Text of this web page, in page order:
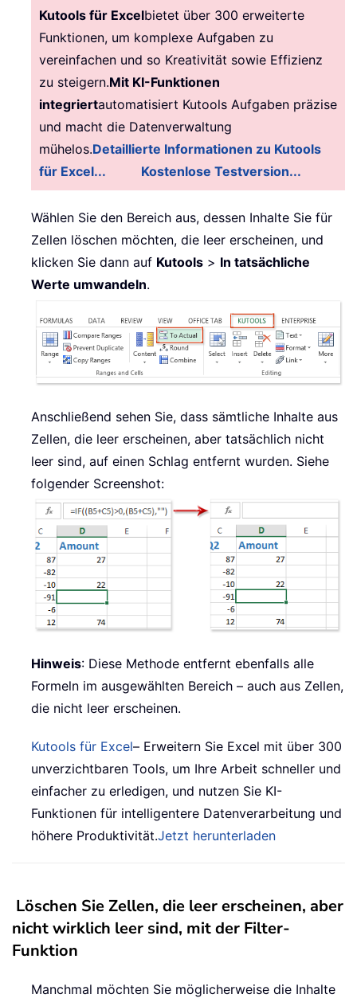
Kutools für Excelbietet über 300 erweiterte
Funktionen, um komplexe Aufgaben zu
vereinfachen und so Kreativität sowie Effizienz
zu steigern.Mit KI-Funktionen
integriertautomatisiert Kutools Aufgaben präzise
und macht die Datenverwaltung
mühelos.Detaillierte Informationen zu Kutools
für Excel...
Kostenlose Testversion...
Wählen Sie den Bereich aus, dessen Inhalte Sie für
Zellen löschen möchten, die leer erscheinen, und
klicken Sie dann auf Kutools > In tatsächliche
Werte umwandeln.
Anschließend sehen Sie, dass sämtliche Inhalte aus
Zellen, die leer erscheinen, aber tatsächlich nicht
leer sind, auf einen Schlag entfernt wurden. Siehe
folgender Screenshot:
Hinweis: Diese Methode entfernt ebenfalls alle
Formeln im ausgewählten Bereich – auch aus Zellen,
die nicht leer erscheinen.
Kutools für Excel– Erweitern Sie Excel mit über 300
unverzichtbaren Tools, um Ihre Arbeit schneller und
einfacher zu erledigen, und nutzen Sie KI-
Funktionen für intelligentere Datenverarbeitung und
höhere Produktivität.Jetzt herunterladen
Löschen Sie Zellen, die leer erscheinen, aber
nicht wirklich leer sind, mit der Filter-
Funktion
Manchmal möchten Sie möglicherweise die Inhalte